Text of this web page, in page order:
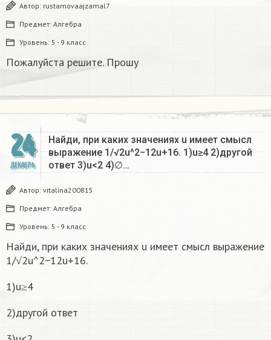
Автор: rustamovaajzamal7
Предмет: Алгебра
Уровень: 5 - 9 класс
Пожалуйста решите. Прошу
24
ДЕКАБРЬ
Найди, при каких значениях u имеет смысл
выражение 1/√2u^2−12u+16. 1)u≥4 2)другой
ответ 3)u<2 4)∅…
Автор: vitalina200815
Предмет: Алгебра
Уровень: 5 - 9 класс
Найди, при каких значениях u имеет смысл выражение
1/√2u^2−12u+16.
1)u≥4
2)другой ответ